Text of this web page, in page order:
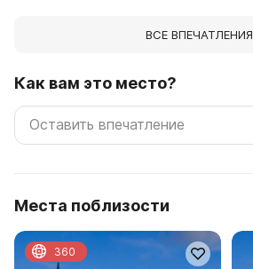
ВСЕ ВПЕЧАТЛЕНИЯ
Как вам это место?
Места поблизости
360